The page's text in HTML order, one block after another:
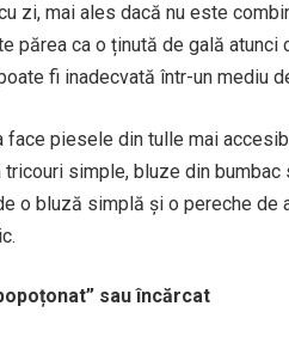
zi, mai ales dacă nu este
părea ca o ținută de gală
fi inadecvată într-un mediu
face piesele din tulle mai
simple, bluze din
o bluză simplă și o pereche de
sau încărcat